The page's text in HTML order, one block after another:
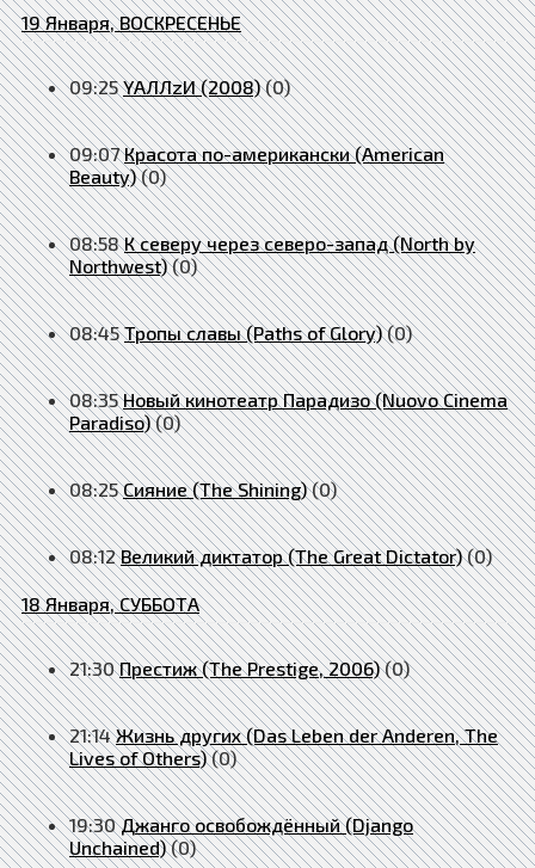
19 Января, ВОСКРЕСЕНЬЕ
09:25 YАЛЛzИ (2008) (0)
09:07 Красота по-американски (American
Beauty) (0)
08:58 К северу через северо-запад (North by
Northwest) (0)
08:45 Тропы славы (Paths of Glory) (0)
08:35 Новый кинотеатр Парадизо (Nuovo Cinema
Paradiso) (0)
08:25 Сияние (The Shining) (0)
08:12 Великий диктатор (The Great Dictator) (0)
18 Января, СУББОТА
21:30 Престиж (The Prestige, 2006) (0)
21:14 Жизнь других (Das Leben der Anderen, The
Lives of Others) (0)
19:30 Джанго освобождённый (Django
Unchained) (0)